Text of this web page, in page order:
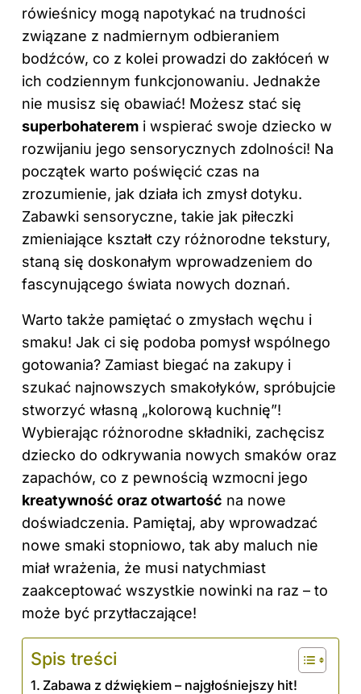
rówieśnicy mogą napotykać na trudności
związane z nadmiernym odbieraniem
bodźców, co z kolei prowadzi do zakłóceń w
ich codziennym funkcjonowaniu. Jednakże
nie musisz się obawiać! Możesz stać się
superbohaterem i wspierać swoje dziecko w
rozwijaniu jego sensorycznych zdolności! Na
początek warto poświęcić czas na
zrozumienie, jak działa ich zmysł dotyku.
Zabawki sensoryczne, takie jak piłeczki
zmieniające kształt czy różnorodne tekstury,
staną się doskonałym wprowadzeniem do
fascynującego świata nowych doznań.
Warto także pamiętać o zmysłach węchu i
smaku! Jak ci się podoba pomysł wspólnego
gotowania? Zamiast biegać na zakupy i
szukać najnowszych smakołyków, spróbujcie
stworzyć własną „kolorową kuchnię”!
Wybierając różnorodne składniki, zachęcisz
dziecko do odkrywania nowych smaków oraz
zapachów, co z pewnością wzmocni jego
kreatywność oraz otwartość na nowe
doświadczenia. Pamiętaj, aby wprowadzać
nowe smaki stopniowo, tak aby maluch nie
miał wrażenia, że musi natychmiast
zaakceptować wszystkie nowinki na raz – to
może być przytłaczające!
Spis treści
Zabawa z dźwiękiem – najgłośniejszy hit!